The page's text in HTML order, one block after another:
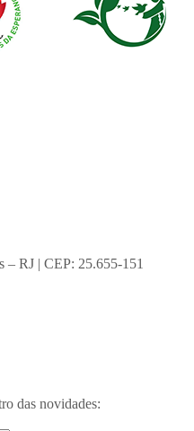
– RJ | CEP: 25.655-151
das novidades: